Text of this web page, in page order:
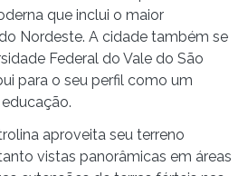
que inclui o maior
Nordeste. A cidade também se
Federal do Vale do São
para o seu perfil como um
aproveita seu terreno
vistas panorâmicas em áreas